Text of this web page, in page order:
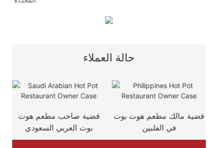
قضية صاحب مطعم هوت
بوت العربي السعودي
قضية مالك مطعم هوت بوت
في الفلبين